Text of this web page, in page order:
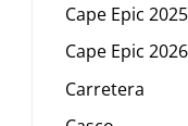
Cape Epic 2025
Cape Epic 2026
Carretera